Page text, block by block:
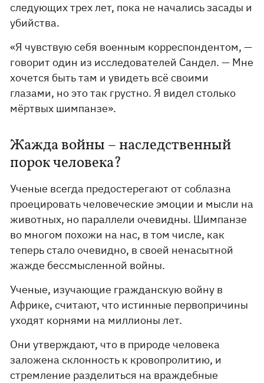
следующих трех лет, пока не начались засады и
убийства.
«Я чувствую себя военным корреспондентом, —
говорит один из исследователей Сандел. — Мне
хочется быть там и увидеть всё своими
глазами, но это так грустно. Я видел столько
мёртвых шимпанзе».
Жажда войны – наследственный
порок человека?
Ученые всегда предостерегают от соблазна
проецировать человеческие эмоции и мысли на
животных, но параллели очевидны. Шимпанзе
во многом похожи на нас, в том числе, как
теперь стало очевидно, в своей ненасытной
жажде бессмысленной войны.
Ученые, изучающие гражданскую войну в
Африке, считают, что истинные первопричины
уходят корнями на миллионы лет.
Они утверждают, что в природе человека
заложена склонность к кровопролитию, и
стремление разделиться на враждебные